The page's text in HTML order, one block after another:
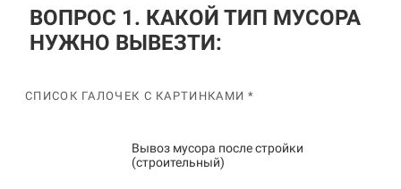
ВОПРОС 1. КАКОЙ ТИП МУСОРА
НУЖНО ВЫВЕЗТИ:
СПИСОК ГАЛОЧЕК С КАРТИНКАМИ *
Вывоз мусора после стройки
(строительный)